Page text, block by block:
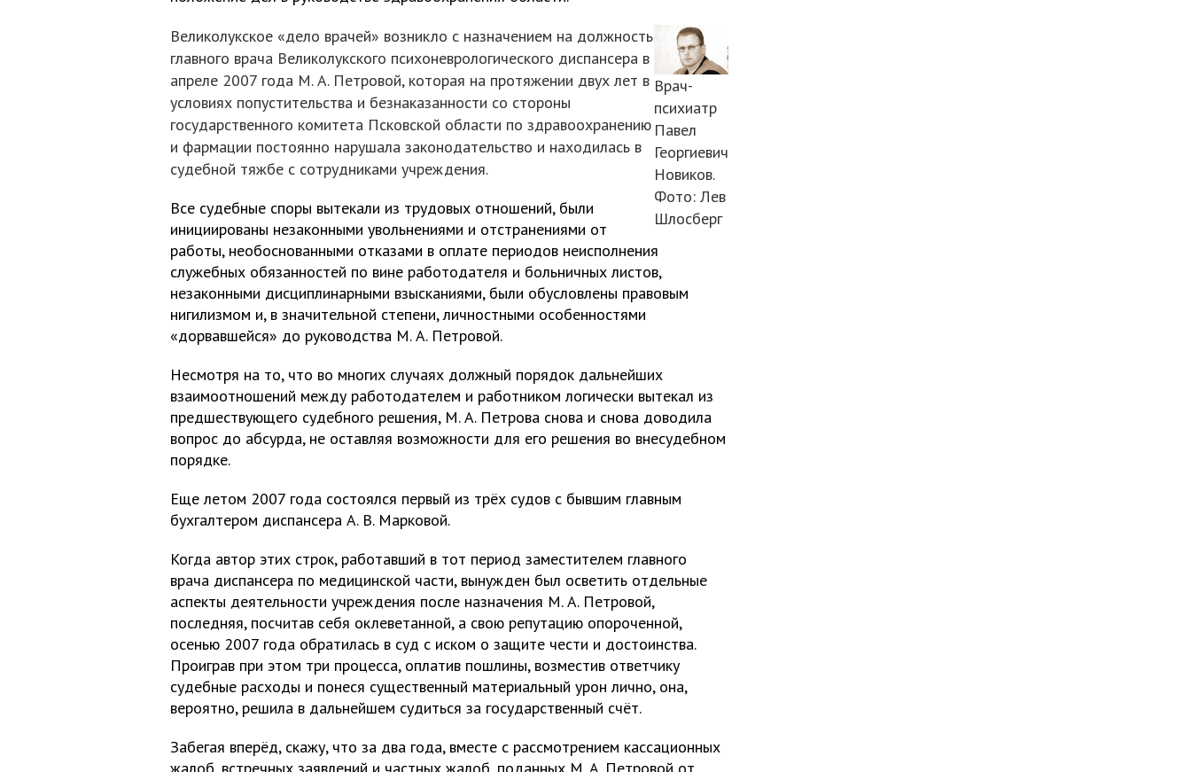
Врач-
психиатр
Павел
Георгиевич
Новиков.
Фото: Лев
Шлосберг
Великолукское «дело врачей» возникло с назначением на должность
главного врача Великолукского психоневрологического диспансера в
апреле 2007 года М. А. Петровой, которая на протяжении двух лет в
условиях попустительства и безнаказанности со стороны
государственного комитета Псковской области по здравоохранению
и фармации постоянно нарушала законодательство и находилась в
судебной тяжбе с сотрудниками учреждения.
Все судебные споры вытекали из трудовых отношений, были
инициированы незаконными увольнениями и отстранениями от
работы, необоснованными отказами в оплате периодов неисполнения
служебных обязанностей по вине работодателя и больничных листов,
незаконными дисциплинарными взысканиями, были обусловлены правовым
нигилизмом и, в значительной степени, личностными особенностями
«дорвавшейся» до руководства М. А. Петровой.
Несмотря на то, что во многих случаях должный порядок дальнейших
взаимоотношений между работодателем и работником логически вытекал из
предшествующего судебного решения, М. А. Петрова снова и снова доводила
вопрос до абсурда, не оставляя возможности для его решения во внесудебном
порядке.
Еще летом 2007 года состоялся первый из трёх судов с бывшим главным
бухгалтером диспансера А. В. Марковой.
Когда автор этих строк, работавший в тот период заместителем главного
врача диспансера по медицинской части, вынужден был осветить отдельные
аспекты деятельности учреждения после назначения М. А. Петровой,
последняя, посчитав себя оклеветанной, а свою репутацию опороченной,
осенью 2007 года обратилась в суд с иском о защите чести и достоинства.
Проиграв при этом три процесса, оплатив пошлины, возместив ответчику
судебные расходы и понеся существенный материальный урон лично, она,
вероятно, решила в дальнейшем судиться за государственный счёт.
Забегая вперёд, скажу, что за два года, вместе с рассмотрением кассационных